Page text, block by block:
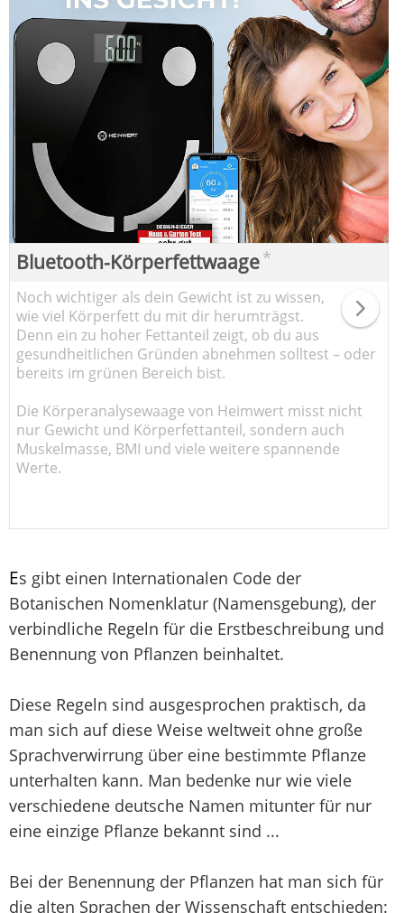
Bluetooth-Körperfettwaage*
Noch wichtiger als dein Gewicht ist zu wissen,
wie viel Körperfett du mit dir herumträgst.
Denn ein zu hoher Fettanteil zeigt, ob du aus
gesundheitlichen Gründen abnehmen solltest – oder
bereits im grünen Bereich bist.
Die Körperanalysewaage von Heimwert misst nicht
nur Gewicht und Körperfettanteil, sondern auch
Muskelmasse, BMI und viele weitere spannende
Werte.
Es gibt einen Internationalen Code der
Botanischen Nomenklatur (Namensgebung), der
verbindliche Regeln für die Erstbeschreibung und
Benennung von Pflanzen beinhaltet.
Diese Regeln sind ausgesprochen praktisch, da
man sich auf diese Weise weltweit ohne große
Sprachverwirrung über eine bestimmte Pflanze
unterhalten kann. Man bedenke nur wie viele
verschiedene deutsche Namen mitunter für nur
eine einzige Pflanze bekannt sind ...
Bei der Benennung der Pflanzen hat man sich für
die alten Sprachen der Wissenschaft entschieden: